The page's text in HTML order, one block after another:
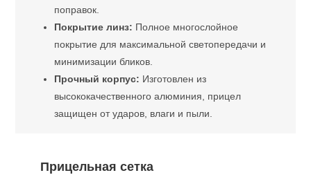
поправок.
Покрытие линз: Полное многослойное
покрытие для максимальной светопередачи и
минимизации бликов.
Прочный корпус: Изготовлен из
высококачественного алюминия, прицел
защищен от ударов, влаги и пыли.
Прицельная сетка